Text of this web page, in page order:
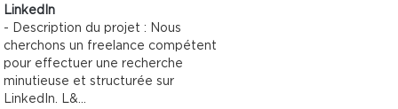
LinkedIn
- Description du projet : Nous
cherchons un freelance compétent
pour effectuer une recherche
minutieuse et structurée sur
LinkedIn. L&...